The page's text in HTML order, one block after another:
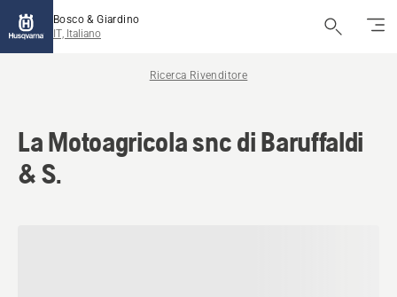
Bosco & Giardino
IT, Italiano
Ricerca Rivenditore
La Motoagricola snc di Baruffaldi
& S.